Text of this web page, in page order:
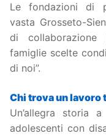
Le fondazioni di
vasta Grosseto-
di collaborazione
famiglie scelte
di noi”.
Chi trova un lavoro
Un’allegra storia
adolescenti con